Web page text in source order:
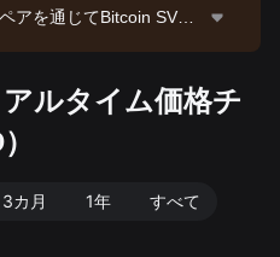
アを通じてBitcoin SVの
流通供給量は20.07M B
ルタイム価格チ
3カ月 1年 すべて